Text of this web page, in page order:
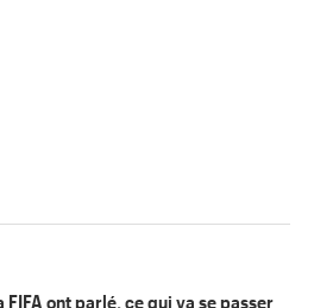
FIFA ont parlé, ce qui va se passer